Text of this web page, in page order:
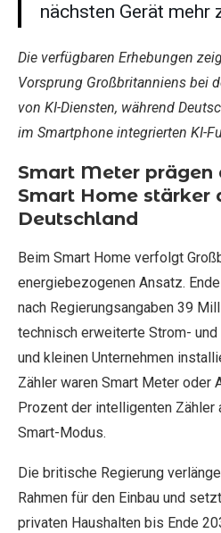
nächsten Gerät mehr
Die verfügbaren Erhebungen
Vorsprung Großbritanniens bei
von KI-Diensten, während
im Smartphone integrierten KI-
Smart Meter prägen
Smart Home stärker
Deutschland
Beim Smart Home verfolgt
energiebezogenen Ansatz.
nach Regierungsangaben 39
technisch erweiterte Strom- und
und kleinen Unternehmen
Zähler waren Smart Meter oder
Prozent der intelligenten
Smart-Modus.
Die britische Regierung
Rahmen für den Einbau und
privaten Haushalten bis Ende